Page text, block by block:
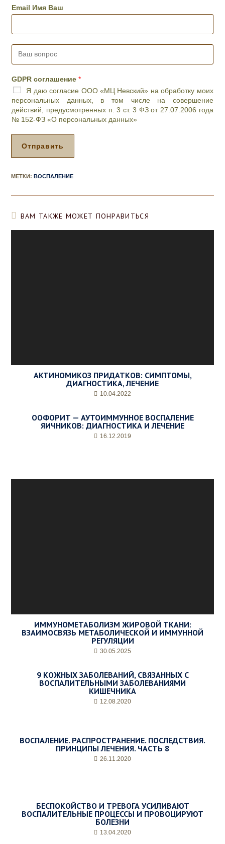
л
о
р
е
п
и
*
н
*
i
l
Email Имя Ваш
В
ш
в
о
п
р
о
с
*
GDPR соглашение*
Я даю согласие ООО «МЦ Невский» на обработку моих
персональных данных, в том числе на совершение
действий, предусмотренных п. 3 ст. 3 ФЗ от 27.07.2006 года
№ 152-ФЗ «О персональных данных»
Отправить
МЕТКИ:ВОСПАЛЕНИЕ
ВАМ ТАКЖЕ МОЖЕТ ПОНРАВИТЬСЯ
АКТИНОМИКОЗ ПРИДАТКОВ: СИМПТОМЫ,
ДИАГНОСТИКА, ЛЕЧЕНИЕ
10.04.2022
ООФОРИТ — АУТОИММУННОЕ ВОСПАЛЕНИЕ
ЯИЧНИКОВ: ДИАГНОСТИКА И ЛЕЧЕНИЕ
16.12.2019
ИММУНОМЕТАБОЛИЗМ ЖИРОВОЙ ТКАНИ:
ВЗАИМОСВЯЗЬ МЕТАБОЛИЧЕСКОЙ И ИММУННОЙ
РЕГУЛЯЦИИ
30.05.2025
9 КОЖНЫХ ЗАБОЛЕВАНИЙ, СВЯЗАННЫХ С
ВОСПАЛИТЕЛЬНЫМИ ЗАБОЛЕВАНИЯМИ
КИШЕЧНИКА
12.08.2020
ВОСПАЛЕНИЕ. РАСПРОСТРАНЕНИЕ. ПОСЛЕДСТВИЯ.
ПРИНЦИПЫ ЛЕЧЕНИЯ. ЧАСТЬ 8
26.11.2020
БЕСПОКОЙСТВО И ТРЕВОГА УСИЛИВАЮТ
ВОСПАЛИТЕЛЬНЫЕ ПРОЦЕССЫ И ПРОВОЦИРУЮТ
БОЛЕЗНИ
13.04.2020